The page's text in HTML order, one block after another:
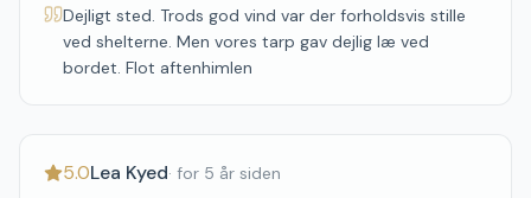
Dejligt sted. Trods god vind var der forholdsvis stille
ved shelterne. Men vores tarp gav dejlig læ ved
bordet. Flot aftenhimlen
5.0Lea Kyed· for 5 år siden